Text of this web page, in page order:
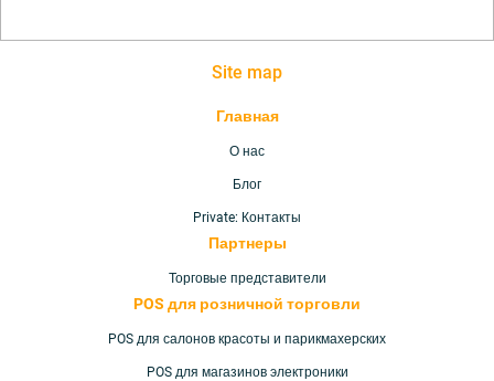
Site map
Главная
О нас
Блог
Private: Контакты
Партнеры
Торговые представители
POS для розничной торговли
POS для салонов красоты и парикмахерских
POS для магазинов электроники